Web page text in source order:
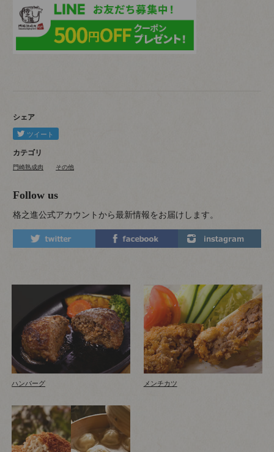
シェア
カテゴリ
門崎熟成肉 その他
Follow us
格之進公式アカウントから最新情報をお届けします。
ハンバーグ メンチカツ